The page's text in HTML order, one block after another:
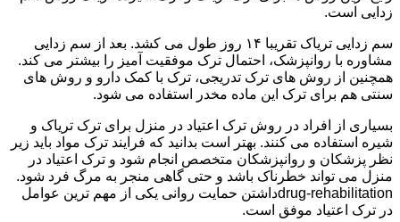
زدایی است.
سم زدایی تریاک تقریبا ۱۴ روز طول می کشد. بعد از سم زدایی
مشاوره با روانپزشک، احتمال ترک موفقیت آمیز را بیشتر می کند.
همچنین از روش های ترک تدریجی، ترک با کمک دارو و روش های
سنتی هم برای ترک این ماده مخدر استفاده می شود.
بسیاری از افراد در روش ترک اعتیاد در منزل برای ترک تریاک و
شیره استفاده می کنند. بهتر است بدانید که فرایند ترک مواد باید زیر
نظر پزشکان و روانپزشکان متخصص انجام شود و ترک اعتیاد در
منزل می تواند خطرناک باشد و حتی گاهی منجر به مرگ فرد شود.
drug-rehabilitationداشتن حمایت روانی یکی از مهم ترین عوامل
در ترک اعتیاد موفق است.